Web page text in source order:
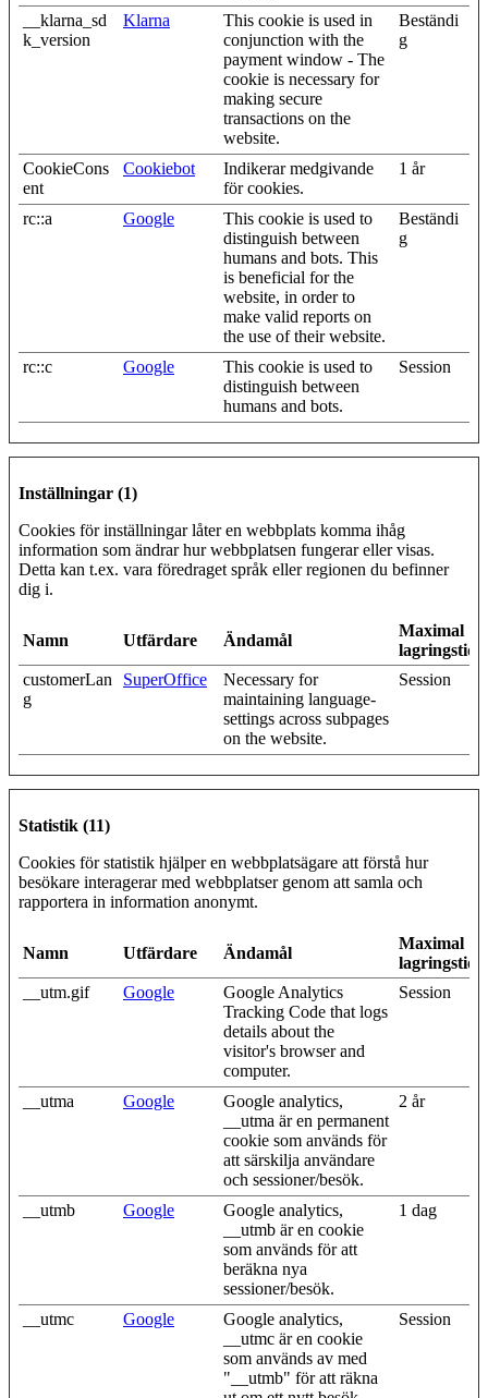
__klarna_sd
k_version
Klarna
This cookie is used in
conjunction with the
payment window - The
cookie is necessary for
making secure
transactions on the
website.
Beständi
g
CookieCons
ent
Cookiebot
Indikerar medgivande
för cookies.
1 år
rc::a Google
This cookie is used to
distinguish between
humans and bots. This
is beneficial for the
website, in order to
make valid reports on
the use of their website.
Beständi
g
rc::c Google
This cookie is used to
distinguish between
humans and bots.
Session
Inställningar (1)
Cookies för inställningar låter en webbplats komma ihåg
information som ändrar hur webbplatsen fungerar eller visas.
Detta kan t.ex. vara föredraget språk eller regionen du befinner
dig i.
Namn Utfärdare Ändamål
Maximal
lagringstid
customerLan
g
SuperOffice
Necessary for
maintaining language-
settings across subpages
on the website.
Session
Statistik (11)
Cookies för statistik hjälper en webbplatsägare att förstå hur
besökare interagerar med webbplatser genom att samla och
rapportera in information anonymt.
Namn Utfärdare Ändamål
Maximal
lagringstid
__utm.gif
Google
Google Analytics
Tracking Code that logs
details about the
visitor's browser and
computer.
Session
__utma Google
Google analytics,
__utma är en permanent
cookie som används för
att särskilja användare
och sessioner/besök.
2 år
__utmb Google
Google analytics,
__utmb är en cookie
som används för att
beräkna nya
sessioner/besök.
1 dag
__utmc Google
Google analytics,
__utmc är en cookie
som används av med
"__utmb" för att räkna
Session